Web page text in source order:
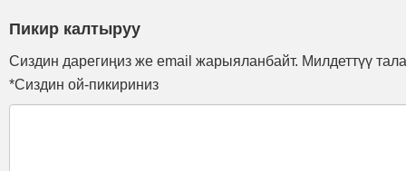
Пикир калтыруу
Сиздин дарегиңиз же email жарыяланбайт. Милдеттүү
*Сиздин ой-пикириниз